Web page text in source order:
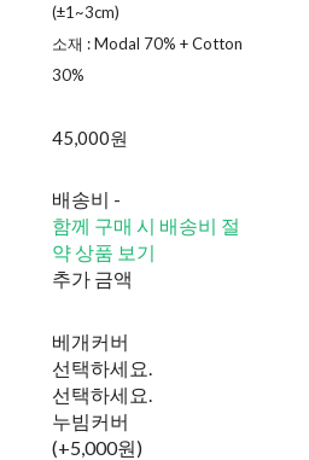
(±1~3cm)
소재 : Modal 70% + Cotton
30%
45,000원
배송비 -
함께 구매 시 배송비 절
약 상품 보기
추가 금액
베개커버
선택하세요.
선택하세요.
누빔커버
(+5,000원)